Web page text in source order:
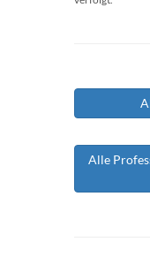
Alle